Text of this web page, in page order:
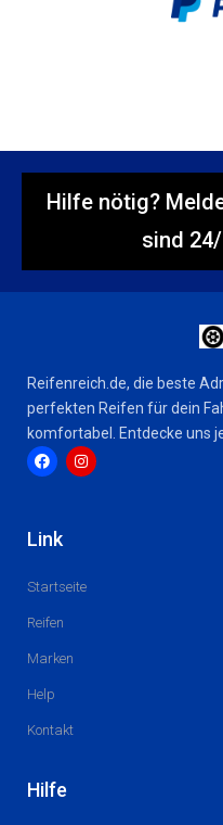
Hilfe nötig?
sind
Reifenreich.de, die beste
perfekten Reifen für dein
komfortabel. Entdecke uns
c
e
o r
Link
Startseite
Reifen
Marken
Help
Kontakt
Hilfe